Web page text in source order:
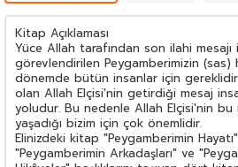
Kitap Açıklaması
Yüce Allah tarafından son ilahi
görevlendirilen Peygamberimizin (sas)
dönemde bütün insanlar için
olan Allah Elçisi'nin getirdiği mesaj
yoludur. Bu nedenle Allah Elçisi'nin bu
yaşadığı bizim için çok önemlidir.
Elinizdeki kitap "Peygamberimin
"Peygamberimin Arkadaşları" ve